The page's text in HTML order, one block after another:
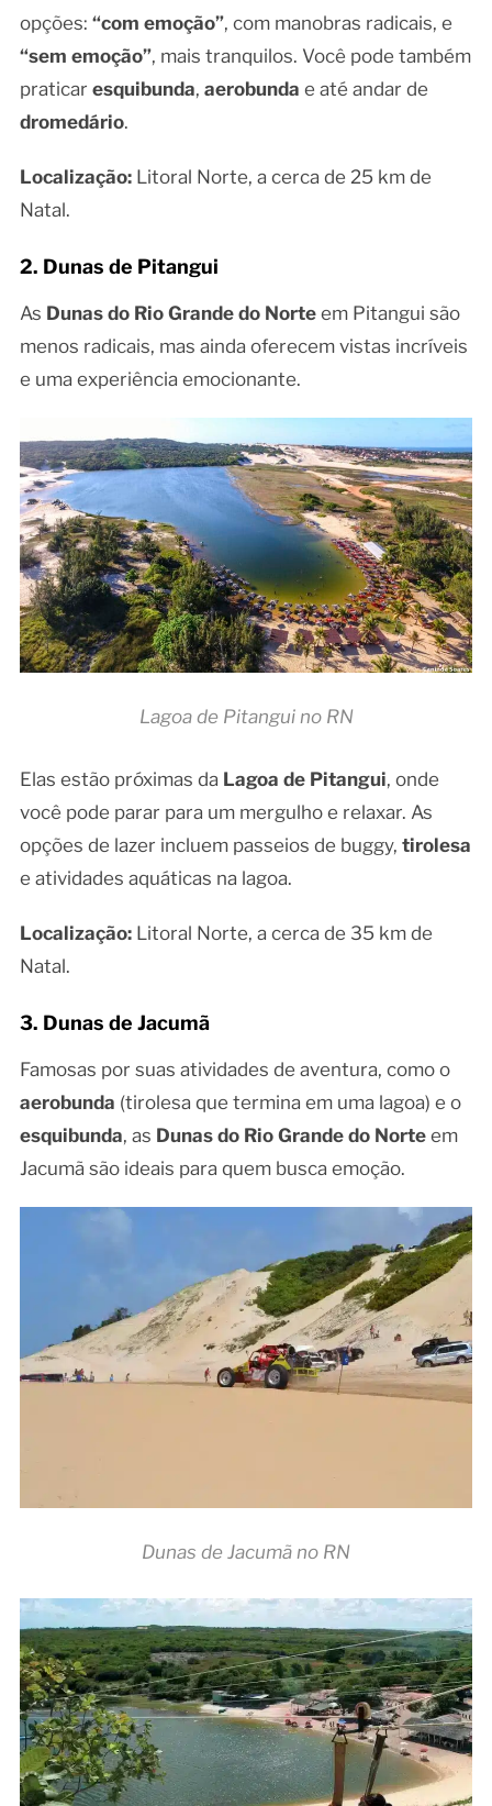
opções: “com emoção”, com manobras radicais, e
“sem emoção”, mais tranquilos. Você pode também
praticar esquibunda, aerobunda e até andar de
dromedário.
Localização:Litoral Norte, a cerca de 25 km de
Natal.
2. Dunas de Pitangui
As Dunas do Rio Grande do Norteem Pitangui são
menos radicais, mas ainda oferecem vistas incríveis
e uma experiência emocionante.
Lagoa de Pitangui no RN
Elas estão próximas da Lagoa de Pitangui, onde
você pode parar para um mergulho e relaxar. As
opções de lazer incluem passeios de buggy, tirolesa
e atividades aquáticas na lagoa.
Localização:Litoral Norte, a cerca de 35 km de
Natal.
3. Dunas de Jacumã
Famosas por suas atividades de aventura, como o
aerobunda (tirolesa que termina em uma lagoa) e o
esquibunda, as Dunas do Rio Grande do Norteem
Jacumã são ideais para quem busca emoção.
Dunas de Jacumã no RN